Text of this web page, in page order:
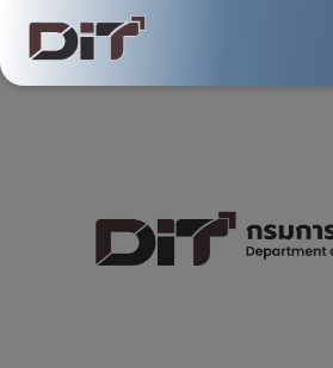
หน้าแรก คลังความรู้